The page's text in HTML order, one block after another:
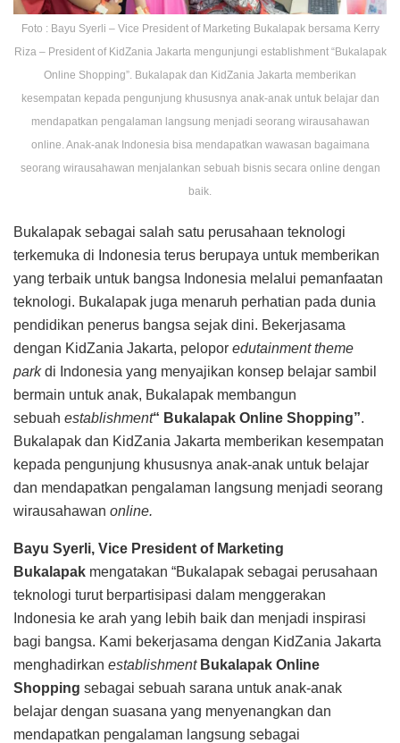
Foto : Bayu Syerli – Vice President of Marketing Bukalapak bersama Kerry
Riza – President of KidZania Jakarta mengunjungi establishment “Bukalapak
Online Shopping”. Bukalapak dan KidZania Jakarta memberikan
kesempatan kepada pengunjung khususnya anak-anak untuk belajar dan
mendapatkan pengalaman langsung menjadi seorang wirausahawan
online. Anak-anak Indonesia bisa mendapatkan wawasan bagaimana
seorang wirausahawan menjalankan sebuah bisnis secara online dengan
baik.
Bukalapak sebagai salah satu perusahaan teknologi
terkemuka di Indonesia terus berupaya untuk memberikan
yang terbaik untuk bangsa Indonesia melalui pemanfaatan
teknologi. Bukalapak juga menaruh perhatian pada dunia
pendidikan penerus bangsa sejak dini. Bekerjasama
dengan KidZania Jakarta, pelopor edutainment theme
parkdi Indonesia yang menyajikan konsep belajar sambil
bermain untuk anak, Bukalapak membangun
sebuah establishment“ Bukalapak Online Shopping”.
Bukalapak dan KidZania Jakarta memberikan kesempatan
kepada pengunjung khususnya anak-anak untuk belajar
dan mendapatkan pengalaman langsung menjadi seorang
wirausahawan online.
Bayu Syerli, Vice President of Marketing
Bukalapak mengatakan “Bukalapak sebagai perusahaan
teknologi turut berpartisipasi dalam menggerakan
Indonesia ke arah yang lebih baik dan menjadi inspirasi
bagi bangsa. Kami bekerjasama dengan KidZania Jakarta
menghadirkan establishment Bukalapak Online
Shopping sebagai sebuah sarana untuk anak-anak
belajar dengan suasana yang menyenangkan dan
mendapatkan pengalaman langsung sebagai